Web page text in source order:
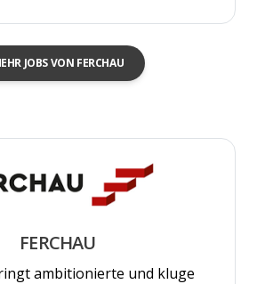
JOBS VON FERCHAU
FERCHAU
ambitionierte und kluge